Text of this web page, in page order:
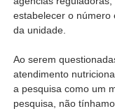
estabelecer o número
da unidade.
Ao serem
atendimento
a pesquisa como um
pesquisa, não